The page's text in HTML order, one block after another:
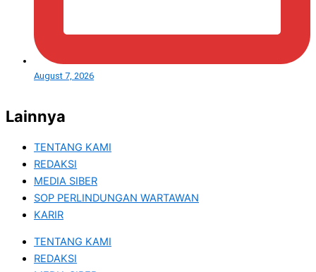
August 7, 2026
Lainnya
TENTANG KAMI
REDAKSI
MEDIA SIBER
SOP PERLINDUNGAN WARTAWAN
KARIR
TENTANG KAMI
REDAKSI